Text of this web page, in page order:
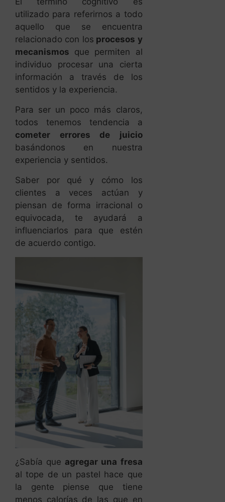
utilizado para referirnos a todo
aquello que se encuentra
relacionado con los procesos y
mecanismos que permiten al
individuo procesar una cierta
información a través de los
sentidos y la experiencia.
Para ser un poco más claros,
todos tenemos tendencia a
cometer errores de juicio
basándonos en nuestra
experiencia y sentidos.
Saber por qué y cómo los
clientes a veces actúan y
piensan de forma irracional o
equivocada, te ayudará a
influenciarlos para que estén
de acuerdo contigo.
¿Sabía que agregar una fresa
al tope de un pastel hace que
la gente piense que tiene
menos calorías de las que en